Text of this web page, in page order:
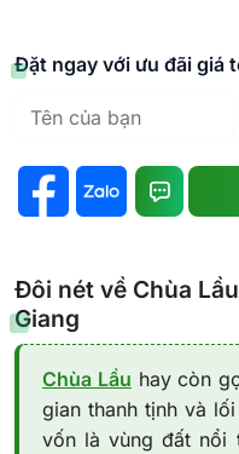
Đặt ngay với ưu đãi giá
Đôi nét về Chùa
Giang
Chùa Lầu hay còn
gian thanh tịnh và
vốn là vùng đất nổi